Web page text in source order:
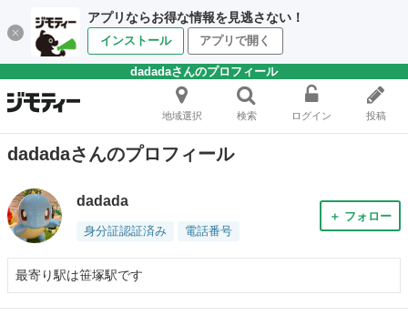
アプリならお得な情報を見逃さない！
インストール アプリで開く
dadadaさんのプロフィール
地域選択 検索 ログイン 投稿
dadadaさんのプロフィール
dadada
身分証認証済み 電話番号
＋ フォロー
最寄り駅は笹塚駅です